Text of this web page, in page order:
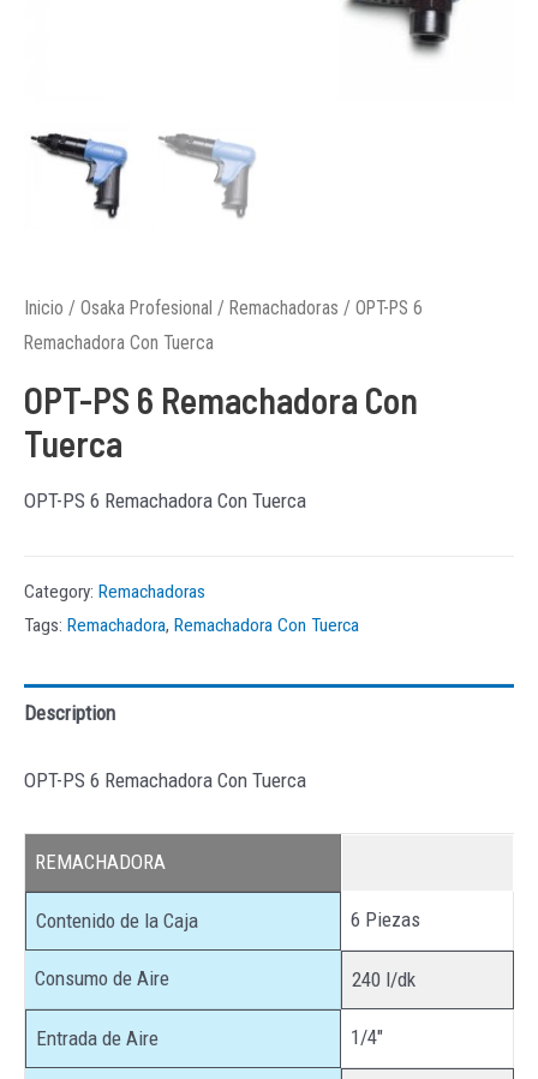
Inicio / Osaka Profesional / Remachadoras / OPT-PS 6
Remachadora Con Tuerca
OPT-PS 6 Remachadora Con
Tuerca
OPT-PS 6 Remachadora Con Tuerca
Category: Remachadoras
Tags: Remachadora, Remachadora Con Tuerca
Description
OPT-PS 6 Remachadora Con Tuerca
REMACHADORA
Contenido de la Caja 6 Piezas
Consumo de Aire 240 l/dk
Entrada de Aire 1/4″